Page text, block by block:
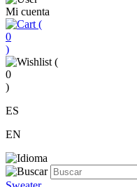
Mi cuenta
(
0
)
(
0
)
ES
EN